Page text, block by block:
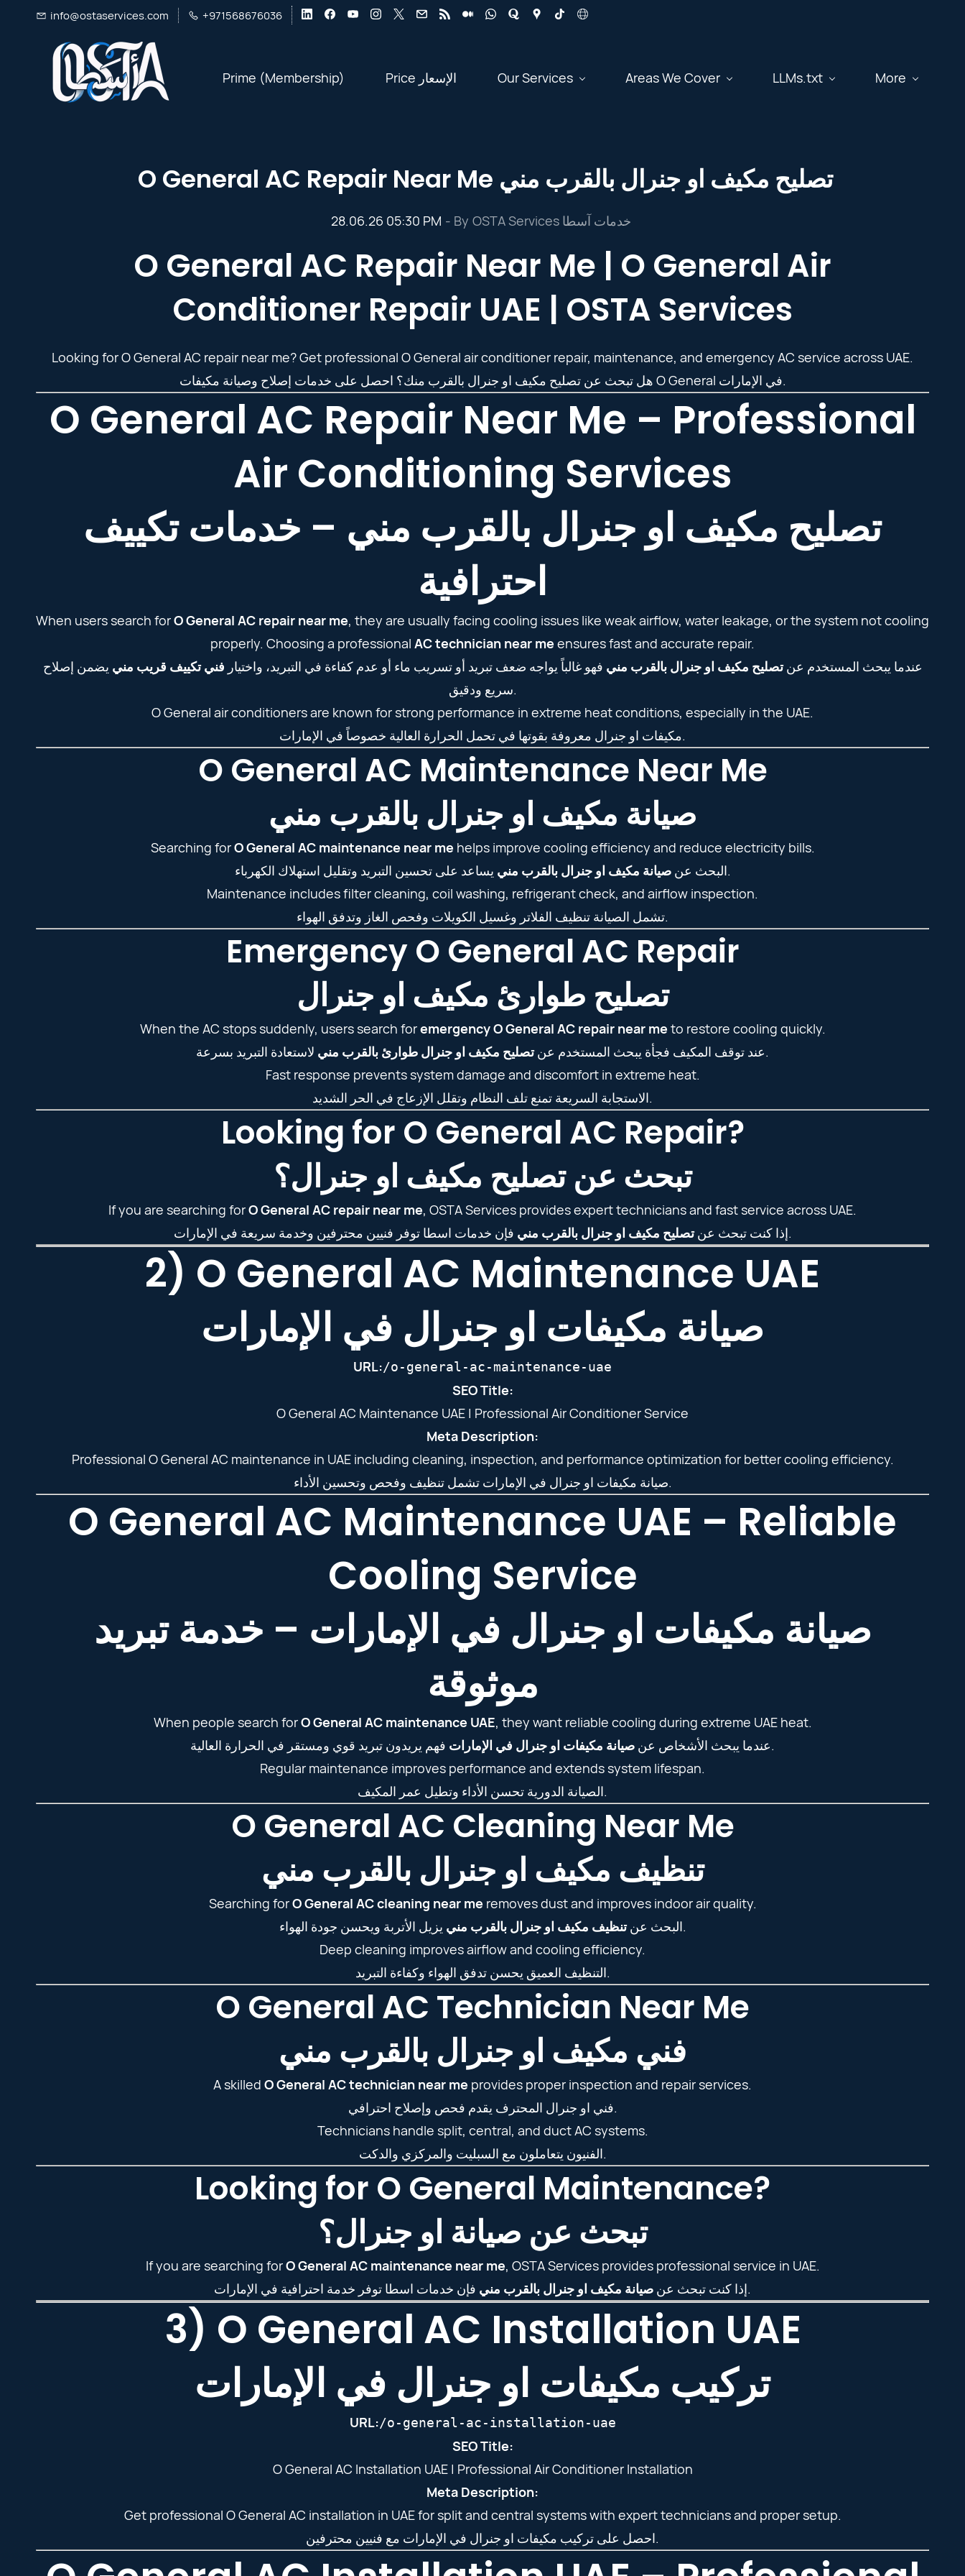
info@ostaservices.com +971568676036
Prime (Membership) Price الإسعار Our Services Areas We Cover LLMs.txt More
O General AC Repair Near Me تصليح مكيف او جنرال بالقرب مني
28.06.26 05:30 PM - By OSTA Services خدمات آسطا
O General AC Repair Near Me | O General Air
Conditioner Repair UAE | OSTA Services
Looking for O General AC repair near me? Get professional O General air conditioner repair, maintenance, and emergency AC service across UAE.
هل تبحث عن تصليح مكيف او جنرال بالقرب منك؟ احصل على خدمات إصلاح وصيانة مكيفات O General في الإمارات.
O General AC Repair Near Me – Professional
Air Conditioning Services
تصليح مكيف او جنرال بالقرب مني – خدمات تكييف
احترافية
When users search forO General AC repair near me, they are usually facing cooling issues like weak airflow, water leakage, or the system not cooling
properly. Choosing a professional AC technician near me ensures fast and accurate repair.
عندما يبحث المستخدم عنتصليح مكيف او جنرال بالقرب مني فهو غالباً يواجه ضعف تبريد أو تسريب ماء أو عدم كفاءة في التبريد، واختيار فني تكييف قريب مني يضمن إصلاح
سريع ودقيق.
O General air conditioners are known for strong performance in extreme heat conditions, especially in the UAE.
مكيفات او جنرال معروفة بقوتها في تحمل الحرارة العالية خصوصاً في الإمارات.
O General AC Maintenance Near Me
صيانة مكيف او جنرال بالقرب مني
Searching forO General AC maintenance near me helps improve cooling efficiency and reduce electricity bills.
البحث عنصيانة مكيف او جنرال بالقرب مني
يساعد على تحسين التبريد وتقليل استهلاك الكهرباء.
Maintenance includes filter cleaning, coil washing, refrigerant check, and airflow inspection.
تشمل الصيانة تنظيف الفلاتر وغسيل الكويلات وفحص الغاز وتدفق الهواء.
Emergency O General AC Repair
تصليح طوارئ مكيف او جنرال
When the AC stops suddenly, users search foremergency O General AC repair near me to restore cooling quickly.
عند توقف المكيف فجأة يبحث المستخدم عنتصليح مكيف او جنرال طوارئ بالقرب مني
لاستعادة التبريد بسرعة.
Fast response prevents system damage and discomfort in extreme heat.
الاستجابة السريعة تمنع تلف النظام وتقلل الإزعاج في الحر الشديد.
Looking for O General AC Repair?
تبحث عن تصليح مكيف او جنرال؟
If you are searching forO General AC repair near me, OSTA Services provides expert technicians and fast service across UAE.
إذا كنت تبحث عنتصليح مكيف او جنرال بالقرب مني فإن خدمات اسطا توفر فنيين محترفين وخدمة سريعة في الإمارات.
2) O General AC Maintenance UAE
صيانة مكيفات او جنرال في الإمارات
URL:/o-general-ac-maintenance-uae
SEO Title:
O General AC Maintenance UAE | Professional Air Conditioner Service
Meta Description:
Professional O General AC maintenance in UAE including cleaning, inspection, and performance optimization for better cooling efficiency.
صيانة مكيفات او جنرال في الإمارات تشمل تنظيف وفحص وتحسين الأداء.
O General AC Maintenance UAE – Reliable
Cooling Service
صيانة مكيفات او جنرال في الإمارات – خدمة تبريد
موثوقة
When people search forO General AC maintenance UAE, they want reliable cooling during extreme UAE heat.
عندما يبحث الأشخاص عن صيانة مكيفات او جنرال في الإمارات
فهم يريدون تبريد قوي ومستقر في الحرارة العالية.
Regular maintenance improves performance and extends system lifespan.
الصيانة الدورية تحسن الأداء وتطيل عمر المكيف.
O General AC Cleaning Near Me
تنظيف مكيف او جنرال بالقرب مني
Searching forO General AC cleaning near me removes dust and improves indoor air quality.
البحث عنتنظيف مكيف او جنرال بالقرب مني
يزيل الأتربة ويحسن جودة الهواء.
Deep cleaning improves airflow and cooling efficiency.
التنظيف العميق يحسن تدفق الهواء وكفاءة التبريد.
O General AC Technician Near Me
فني مكيف او جنرال بالقرب مني
A skilled O General AC technician near me provides proper inspection and repair services.
فني او جنرال المحترف يقدم فحص وإصلاح احترافي.
Technicians handle split, central, and duct AC systems.
الفنيون يتعاملون مع السبليت والمركزي والدكت.
Looking for O General Maintenance?
تبحث عن صيانة او جنرال؟
If you are searching forO General AC maintenance near me, OSTA Services provides professional service in UAE.
إذا كنت تبحث عن صيانة مكيف او جنرال بالقرب مني فإن خدمات اسطا توفر خدمة احترافية في الإمارات.
3) O General AC Installation UAE
تركيب مكيفات او جنرال في الإمارات
URL:/o-general-ac-installation-uae
SEO Title:
O General AC Installation UAE | Professional Air Conditioner Installation
Meta Description:
Get professional O General AC installation in UAE for split and central systems with expert technicians and proper setup.
احصل على تركيب مكيفات او جنرال في الإمارات مع فنيين محترفين.